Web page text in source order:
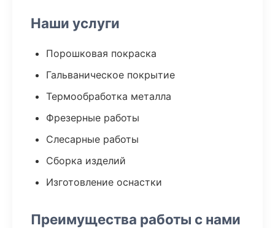
Наши услуги
Порошковая покраска
Гальваническое покрытие
Термообработка металла
Фрезерные работы
Слесарные работы
Сборка изделий
Изготовление оснастки
Преимущества работы с нами